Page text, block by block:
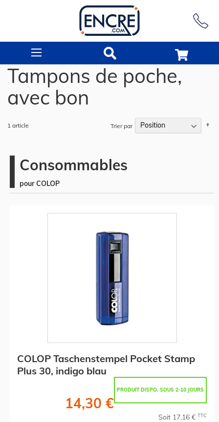
Tampons de poche,
avec bon
1 article Trier par
Consommables
pour COLOP
COLOP Taschenstempel Pocket Stamp
Plus 30, indigo blau
PRODUIT DISPO. SOUS 2-10 JOURS
14,30 €
Soit 17,16 € TTC